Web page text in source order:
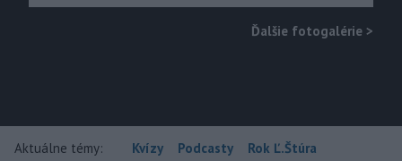
Ďalšie fotogalérie >
Aktuálne témy: Kvízy Podcasty Rok Ľ.Štúra